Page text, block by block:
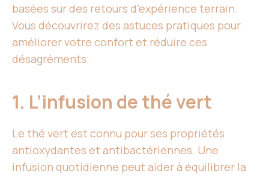
basées sur des retours d’expérience terrain.
Vous découvrirez des astuces pratiques pour
améliorer votre confort et réduire ces
désagréments.
1. L’infusion de thé vert
Le thé vert est connu pour ses propriétés
antioxydantes et antibactériennes. Une
infusion quotidienne peut aider à équilibrer la